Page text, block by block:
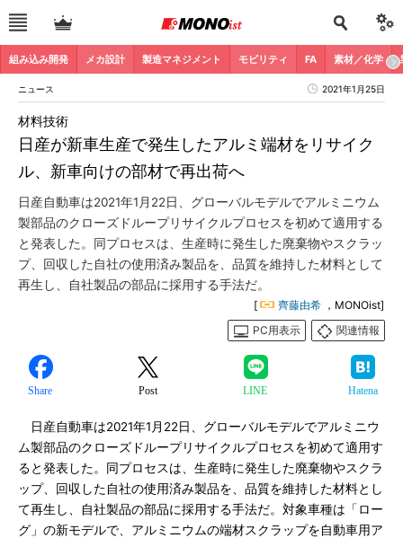
組み込み開発 メカ設計 製造マネジメント モビリティ FA 素材／化学
ニュース 2021年1月25日
日産が新車生産で発生したアルミ端材をリサイク
ル、新車向けの部材で再出荷へ
材料技術
日産自動車は2021年1月22日、グローバルモデルでアルミニウム
製部品のクローズドループリサイクルプロセスを初めて適用する
と発表した。同プロセスは、生産時に発生した廃棄物やスクラッ
プ、回収した自社の使用済み製品を、品質を維持した材料として
再生し、自社製品の部品に採用する手法だ。
[ 齊藤由希 ，MONOist]
PC用表示
関連情報
Share Post LINE Hatena
日産自動車は2021年1月22日、グローバルモデルでアルミニウ
ム製部品のクローズドループリサイクルプロセスを初めて適用す
ると発表した。同プロセスは、生産時に発生した廃棄物やスクラ
ップ、回収した自社の使用済み製品を、品質を維持した材料とし
て再生し、自社製品の部品に採用する手法だ。対象車種は「ロー
グ」の新モデルで、アルミニウムの端材スクラップを自動車用ア